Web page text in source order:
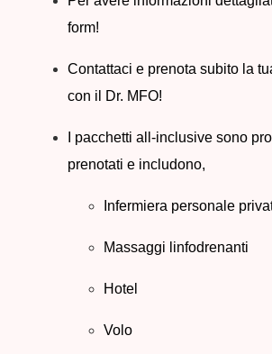
form!
Contattaci e prenota subito la
con il Dr. MFO!
I pacchetti all-inclusive sono
prenotati e includono,
Infermiera personale
Massaggi linfodrenanti
Hotel
Volo